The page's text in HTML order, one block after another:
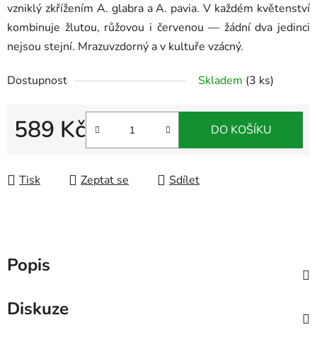
vzniklý zkřížením A. glabra a A. pavia. V každém květenství
kombinuje žlutou, růžovou i červenou — žádní dva jedinci
nejsou stejní. Mrazuvzdorný a v kultuře vzácný.
Dostupnost Skladem (3 ks)
589 Kč DO KOŠÍKU
Tisk Zeptat se Sdílet
Popis
Diskuze